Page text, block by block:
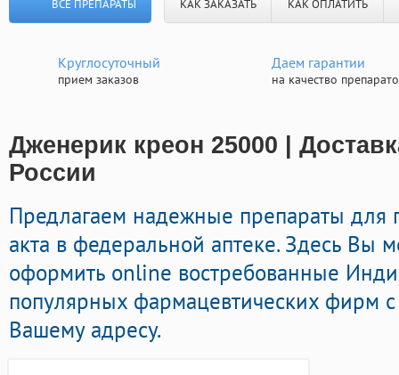
ВСЕ ПРЕПАРАТЫ КАК ЗАКАЗАТЬ КАК ОПЛАТИТЬ
Круглосуточный
прием заказов
Даем гарантии
на качество
Дженерик креон 25000 |
России
Предлагаем надежные препараты для
акта в федеральной аптеке. Здесь Вы
оформить online востребованные
популярных фармацевтических фирм с
Вашему адресу.